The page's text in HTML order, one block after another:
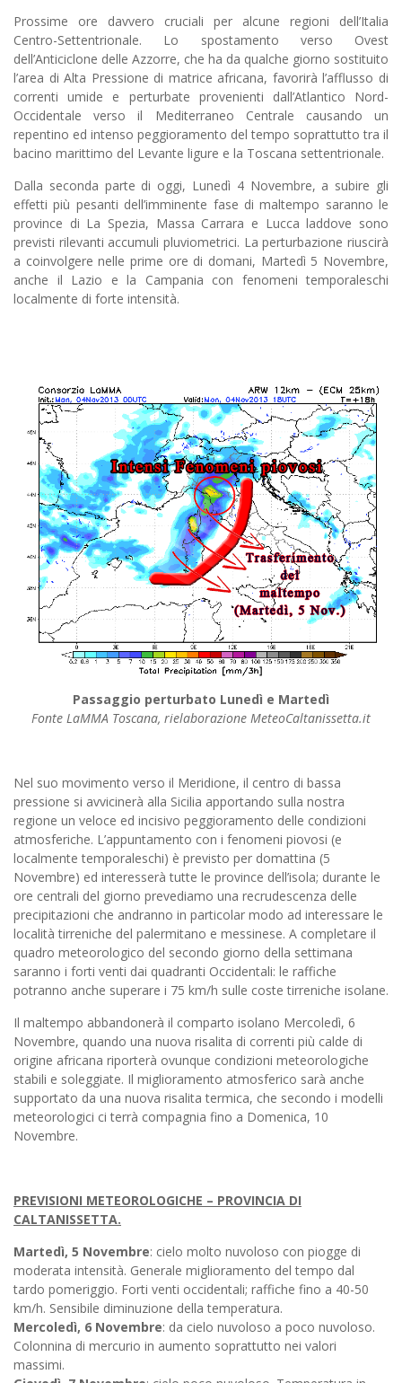
Prossime ore davvero cruciali per alcune regioni dell’Italia
Centro-Settentrionale. Lo spostamento verso Ovest
dell’Anticiclone delle Azzorre, che ha da qualche giorno sostituito
l’area di Alta Pressione di matrice africana, favorirà l’afflusso di
correnti umide e perturbate provenienti dall’Atlantico Nord-
Occidentale verso il Mediterraneo Centrale causando un
repentino ed intenso peggioramento del tempo soprattutto tra il
bacino marittimo del Levante ligure e la Toscana settentrionale.
Dalla seconda parte di oggi, Lunedì 4 Novembre, a subire gli
effetti più pesanti dell’imminente fase di maltempo saranno le
province di La Spezia, Massa Carrara e Lucca laddove sono
previsti rilevanti accumuli pluviometrici. La perturbazione riuscirà
a coinvolgere nelle prime ore di domani, Martedì 5 Novembre,
anche il Lazio e la Campania con fenomeni temporaleschi
localmente di forte intensità.
Passaggio perturbato Lunedì e Martedì
Fonte LaMMA Toscana, rielaborazione MeteoCaltanissetta.it
Nel suo movimento verso il Meridione, il centro di bassa
pressione si avvicinerà alla Sicilia apportando sulla nostra
regione un veloce ed incisivo peggioramento delle condizioni
atmosferiche. L’appuntamento con i fenomeni piovosi (e
localmente temporaleschi) è previsto per domattina (5
Novembre) ed interesserà tutte le province dell’isola; durante le
ore centrali del giorno prevediamo una recrudescenza delle
precipitazioni che andranno in particolar modo ad interessare le
località tirreniche del palermitano e messinese. A completare il
quadro meteorologico del secondo giorno della settimana
saranno i forti venti dai quadranti Occidentali: le raffiche
potranno anche superare i 75 km/h sulle coste tirreniche isolane.
Il maltempo abbandonerà il comparto isolano Mercoledì, 6
Novembre, quando una nuova risalita di correnti più calde di
origine africana riporterà ovunque condizioni meteorologiche
stabili e soleggiate. Il miglioramento atmosferico sarà anche
supportato da una nuova risalita termica, che secondo i modelli
meteorologici ci terrà compagnia fino a Domenica, 10
Novembre.
PREVISIONI METEOROLOGICHE – PROVINCIA DI
CALTANISSETTA.
Martedì, 5 Novembre: cielo molto nuvoloso con piogge di
moderata intensità. Generale miglioramento del tempo dal
tardo pomeriggio. Forti venti occidentali; raffiche fino a 40-50
km/h. Sensibile diminuzione della temperatura.
Mercoledì, 6 Novembre: da cielo nuvoloso a poco nuvoloso.
Colonnina di mercurio in aumento soprattutto nei valori
massimi.